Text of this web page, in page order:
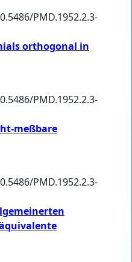
PMD.1952.2.3-
orthogonal in
PMD.1952.2.3-
meßbare
PMD.1952.2.3-